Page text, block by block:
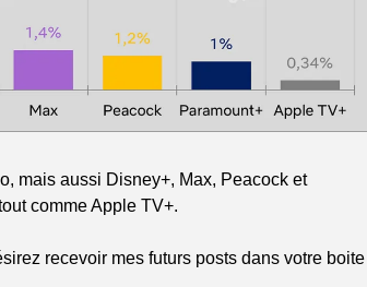
mais aussi Disney+, Max, Peacock et
comme Apple TV+.
recevoir mes futurs posts dans votre boite